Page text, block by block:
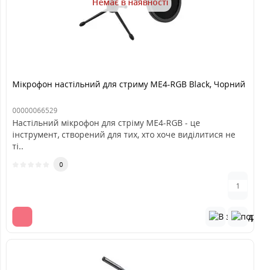
Мікрофон настільний для стриму ME4-RGB Black, Чорний
00000066529
Настільний мікрофон для стріму ME4-RGB - це
інструмент, створений для тих, хто хоче виділитися не
ті..
0